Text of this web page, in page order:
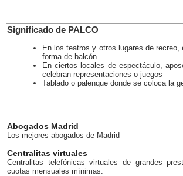
Significado de PALCO
En los teatros y otros lugares de
forma de balcón
En ciertos locales de espectáculo,
celebran representaciones o juegos
Tablado o palenque donde se coloca la
Abogados Madrid
Los mejores abogados de Madrid
Centralitas virtuales
Centralitas telefónicas virtuales de grandes
cuotas mensuales mínimas.